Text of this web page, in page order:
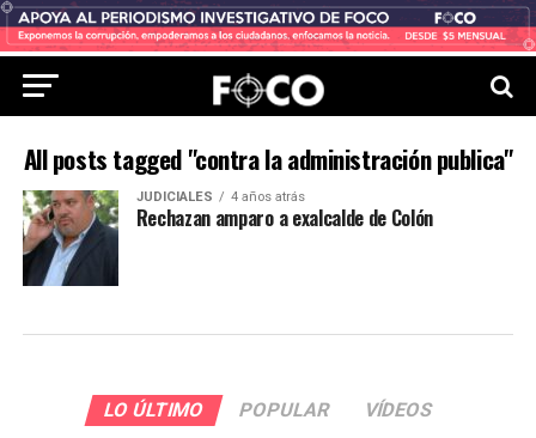
All posts tagged "contra la administración publica"
JUDICIALES 4 años atrás
Rechazan amparo a exalcalde de Colón
LO ÚLTIMO POPULAR VÍDEOS